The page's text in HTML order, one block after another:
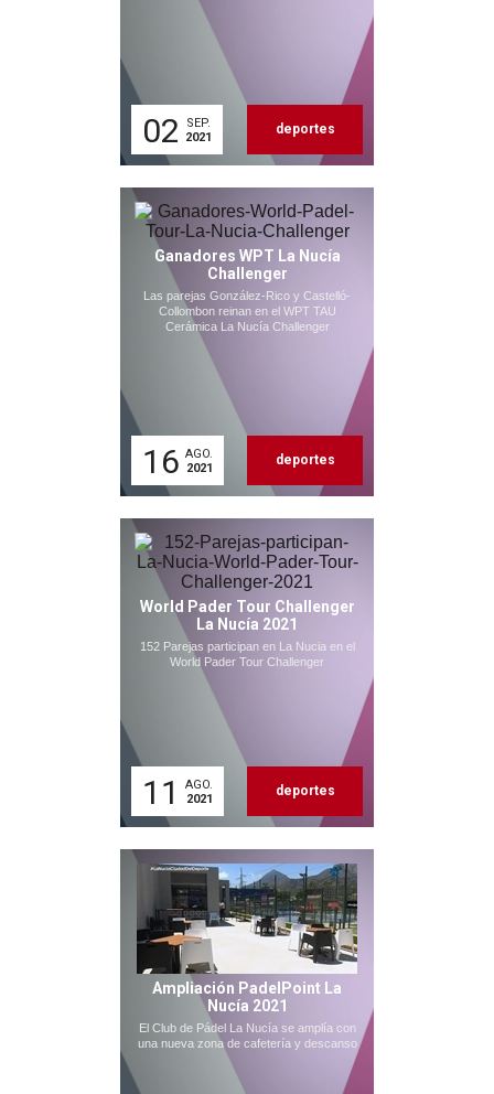
02
SEP.
2021
deportes
Ganadores WPT La Nucía
Challenger
Las parejas González-Rico y Castelló-
Collombon reinan en el WPT TAU
Cerámica La Nucía Challenger
16 AGO.
2021
deportes
World Pader Tour Challenger
La Nucía 2021
152 Parejas participan en La Nucia en el
World Pader Tour Challenger
11
AGO.
2021
deportes
Ampliación PadelPoint La
Nucía 2021
El Club de Pádel La Nucía se amplía con
una nueva zona de cafetería y descanso